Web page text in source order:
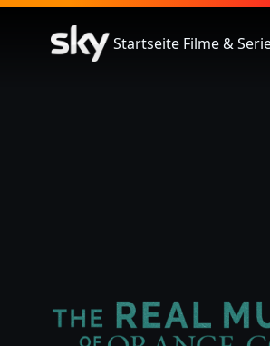
Startseite Filme &
The Real Murders